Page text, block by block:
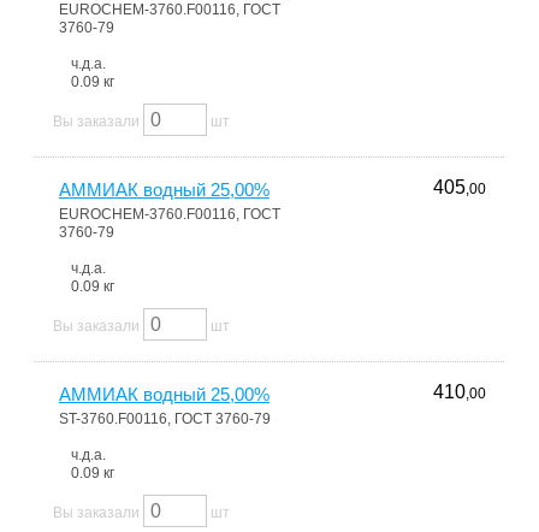
EUROCHEM-3760.F00116, ГОСТ
3760-79
ч.д.а.
0.09 кг
Вы заказали шт
АММИАК водный 25,00%
EUROCHEM-3760.F00116, ГОСТ
3760-79
ч.д.а.
0.09 кг
405,00
Вы заказали шт
АММИАК водный 25,00%
ST-3760.F00116, ГОСТ 3760-79
ч.д.а.
0.09 кг
410,00
Вы заказали шт